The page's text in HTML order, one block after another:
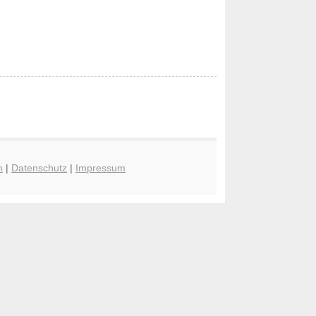
| Datenschutz | Impressum